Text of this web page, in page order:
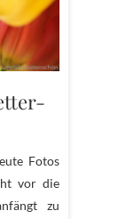
Fotos
vor die
zu